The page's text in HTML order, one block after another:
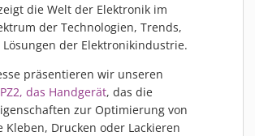
die Welt der Elektronik im
der Technologien, Trends,
der Elektronikindustrie.
präsentieren wir unseren
das Handgerät, das die
zur Optimierung von
Kleben, Drucken oder Lackieren